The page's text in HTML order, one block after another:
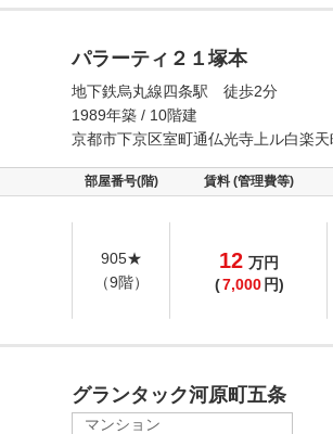
パラーティ２１塚本
地下鉄烏丸線四条駅 徒歩2分
1989年築 / 10階建
京都市下京区室町通仏光寺上ル白楽天
部屋番号(階) 賃料 (管理費等)
905★
（9階）
12 万円
(7,000 円)
グランタック河原町五条
マンション